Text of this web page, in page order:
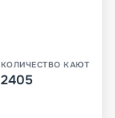
КОЛИЧЕСТВО КАЮТ
2405